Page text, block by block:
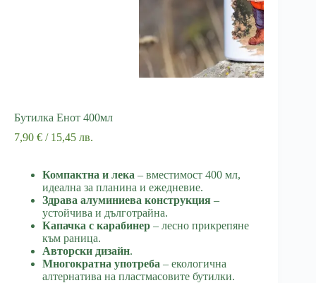
Бутилка Енот 400мл
7,90 € / 15,45 лв.
Компактна и лека – вместимост 400 мл,
идеална за планина и ежедневие.
Здрава алуминиева конструкция –
устойчива и дълготрайна.
Капачка с карабинер – лесно прикрепяне
към раница.
Авторски дизайн.
Многократна употреба – екологична
алтернатива на пластмасовите бутилки.